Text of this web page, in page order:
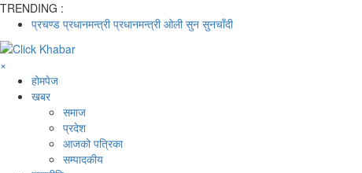
TRENDING :
प्रचण्ड प्रधानमन्त्री प्रधानमन्त्री ओली सुन सुनचाँदी
×
होमपेज
खबर
समाज
प्रदेश
आजको पत्रिका
सम्पादकीय